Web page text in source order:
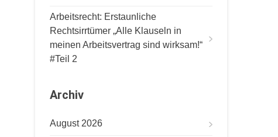
Arbeitsrecht: Erstaunliche
Rechtsirrtümer „Alle Klauseln in
meinen Arbeitsvertrag sind wirksam!“
#Teil 2
Archiv
August 2026